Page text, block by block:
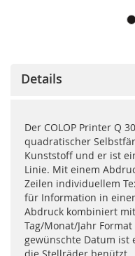
Details
Der COLOP Printer Q
quadratischer
Kunststoff und er ist
Linie. Mit einem
Zeilen individuellem
für Information in
Abdruck kombiniert
Tag/Monat/Jahr
gewünschte Datum
die Stellräder benützt.